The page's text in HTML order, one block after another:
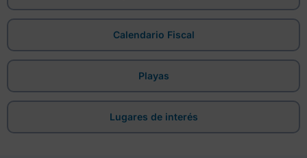
Calendario Fiscal
Playas
Lugares de interés